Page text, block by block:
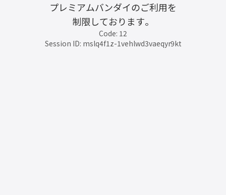
プレミアムバンダイのご利用を
制限しております。
Code: 12
Session ID: mslq4f1z-1vehlwd3vaeqyr9kt